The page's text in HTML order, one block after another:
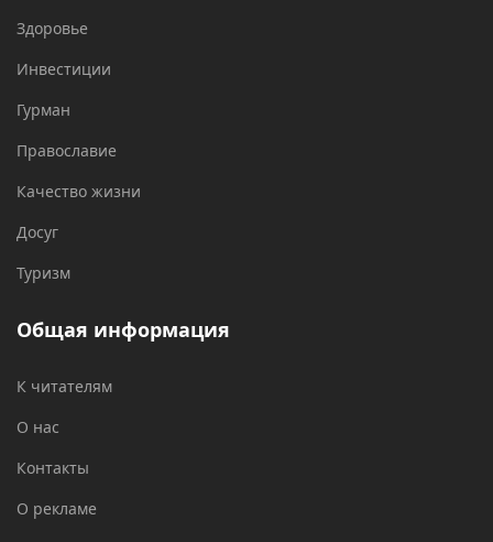
Здоровье
Инвестиции
Гурман
Православие
Качество жизни
Досуг
Туризм
Общая информация
К читателям
О нас
Контакты
О рекламе